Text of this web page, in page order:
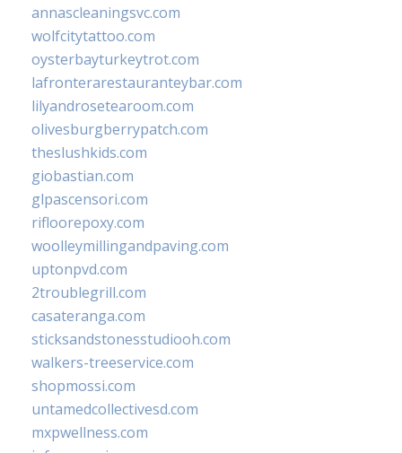
annascleaningsvc.com
wolfcitytattoo.com
oysterbayturkeytrot.com
lafronterarestauranteybar.com
lilyandrosetearoom.com
olivesburgberrypatch.com
theslushkids.com
giobastian.com
glpascensori.com
rifloorepoxy.com
woolleymillingandpaving.com
uptonpvd.com
2troublegrill.com
casateranga.com
sticksandstonesstudiooh.com
walkers-treeservice.com
shopmossi.com
untamedcollectivesd.com
mxpwellness.com